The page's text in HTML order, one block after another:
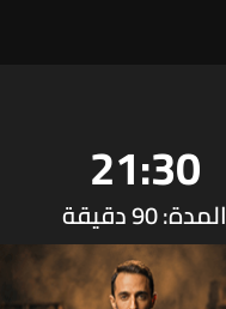
21:30
المدة: 90 دقيقة